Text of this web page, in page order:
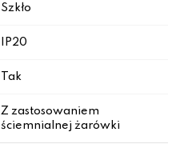
Szkło
IP20
Tak
Z zastosowaniem
ściemnialnej żarówki